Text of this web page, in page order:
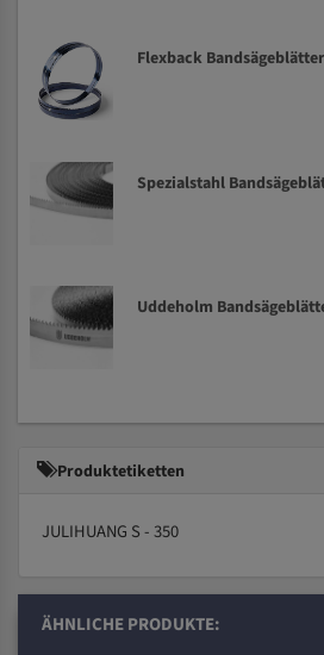
Flexback Bandsägeblätter
Spezialstahl
Uddeholm
Produktetiketten
JULIHUANG S - 350
ÄHNLICHE PRODUKTE: